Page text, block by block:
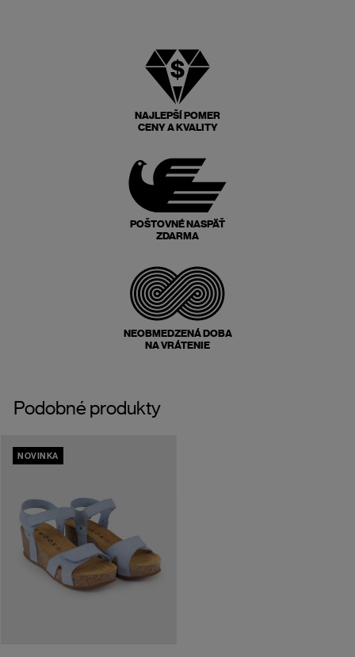
NAJLEPŠÍ POMER
CENY A KVALITY
POŠTOVNÉ NASPÄŤ
ZDARMA
NEOBMEDZENÁ DOBA
NA VRÁTENIE
Podobné produkty
NOVINKA